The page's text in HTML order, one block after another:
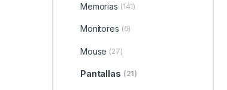
Memorias (141)
Monitores (6)
Mouse (27)
Pantallas (21)